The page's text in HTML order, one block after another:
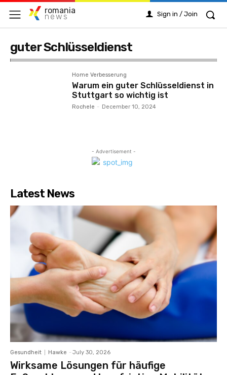
romania
news Sign in / Join
guter Schlüsseldienst
Home Verbesserung
Warum ein guter Schlüsseldienst in
Stuttgart so wichtig ist
Rochele - December 10, 2024
- Advertisement -
Latest News
Gesundheit Hawke - July 30, 2026
Wirksame Lösungen für häufige